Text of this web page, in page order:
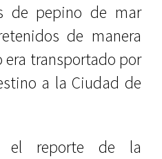
de pepino de mar
de manera
transportado por
a la Ciudad de
el reporte de la